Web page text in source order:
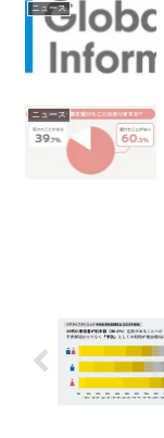
ニュース
ニュース